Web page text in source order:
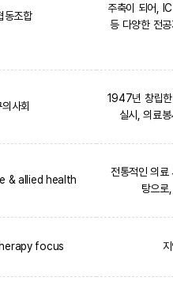
동조합
주축이 되어,
등 다양한 전
사회
1947년 창립한
실시, 의료
& allied health
전통적인 의료
탕으로
focus